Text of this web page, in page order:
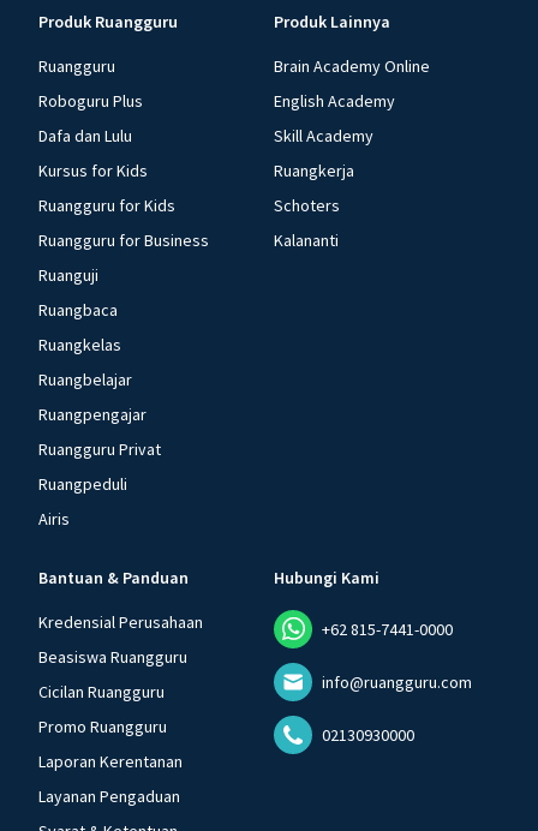
Produk Ruangguru
Ruangguru
Roboguru Plus
Dafa dan Lulu
Kursus for Kids
Ruangguru for Kids
Ruangguru for Business
Ruanguji
Ruangbaca
Ruangkelas
Ruangbelajar
Ruangpengajar
Ruangguru Privat
Ruangpeduli
Airis
Produk Lainnya
Brain Academy Online
English Academy
Skill Academy
Ruangkerja
Schoters
Kalananti
Bantuan & Panduan
Kredensial Perusahaan
Beasiswa Ruangguru
Cicilan Ruangguru
Promo Ruangguru
Laporan Kerentanan
Layanan Pengaduan
Hubungi Kami
+62 815-7441-0000
info@ruangguru.com
02130930000